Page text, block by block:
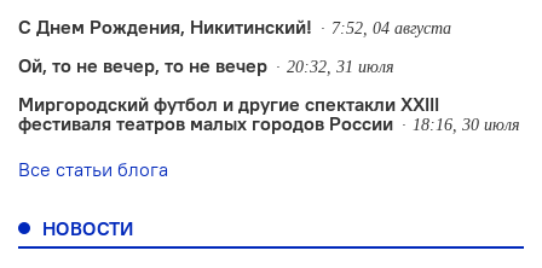
С Днем Рождения, Никитинский! 7:52, 04 августа
Ой, то не вечер, то не вечер 20:32, 31 июля
Миргородский футбол и другие спектакли XXIII
фестиваля театров малых городов России
18:16, 30 июля
Все статьи блога
НОВОСТИ